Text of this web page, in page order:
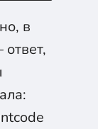
в